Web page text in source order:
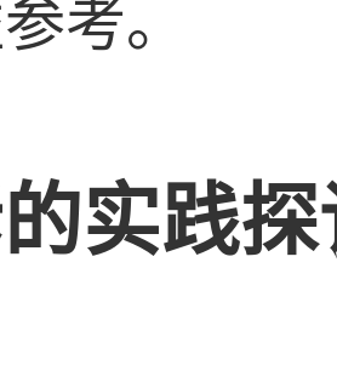
考。
实践